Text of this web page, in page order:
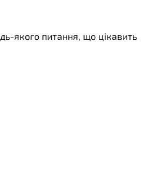
якого питання, що цікавить